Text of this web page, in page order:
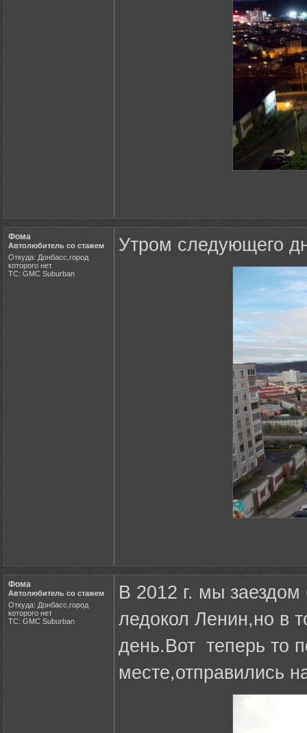
Фома
Автолюбитель со стажем
Откуда: Донбасс,город
которого нет
ТС: GMC Suburban
Утром следующего
Фома
Автолюбитель со стажем
Откуда: Донбасс,город
которого нет
ТС: GMC Suburban
В 2012 г. мы
ледокол Ленин,но в
день.Вот теперь то
месте,отправились